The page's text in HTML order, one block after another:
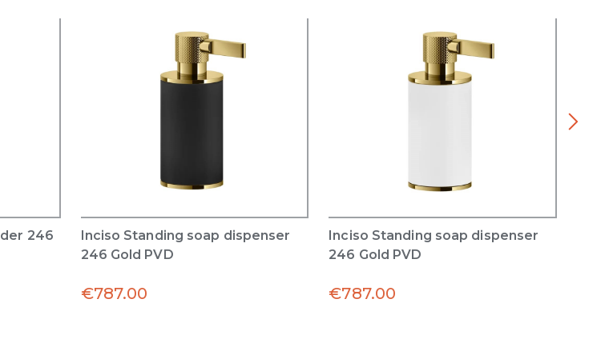
246
Inciso Standing soap dispenser
246 Gold PVD
€787.00
Inciso Standing soap dispenser
246 Gold PVD
€787.00